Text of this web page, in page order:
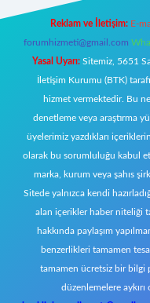
Reklam ve İletişim: E-
forumhizmeti@gmail.com
Yasal Uyarı: Sitemiz, 5651
İletişim Kurumu (BTK)
hizmet vermektedir. Bu
denetleme veya araştırma
üyelerimiz yazdıkları
olarak bu sorumluluğu kabul
marka, kurum veya şahıs
Sitede yalnızca kendi
alan içerikler haber niteliği
hakkında paylaşım
benzerlikleri tamamen
tamamen ücretsiz bir bilgi
düzenlemelere